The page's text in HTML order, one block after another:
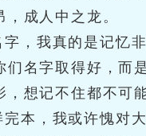
成人中之龙。
字，我真的是记忆
们名字取得好，而
想记不住都不可能
完本，我或许愧对